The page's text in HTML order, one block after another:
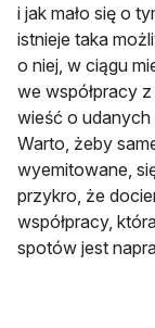
i jak mało się o
istnieje taka
o niej, w ciągu
we współpracy
wieść o
Warto, żeby
wyemitowane,
przykro, że
współpracy,
spotów jest